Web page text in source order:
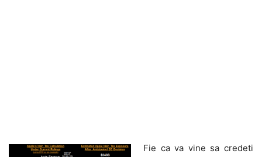
Fie ca va vine sa credeti